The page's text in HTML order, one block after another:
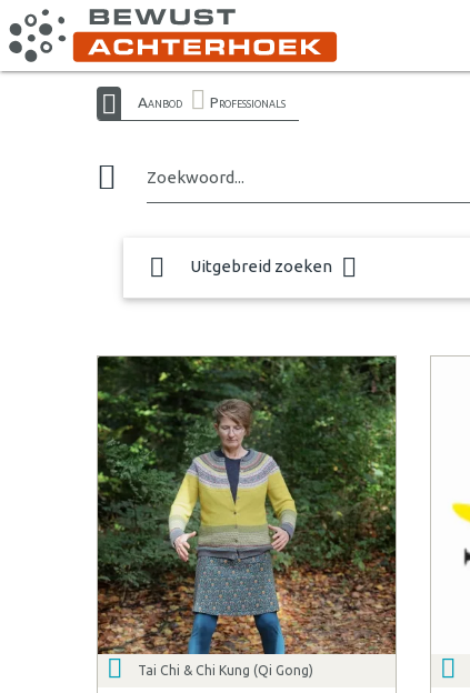
Aanbod Professionals
Zoekwoord...
Uitgebreid zoeken
Tai Chi & Chi Kung (Qi Gong)